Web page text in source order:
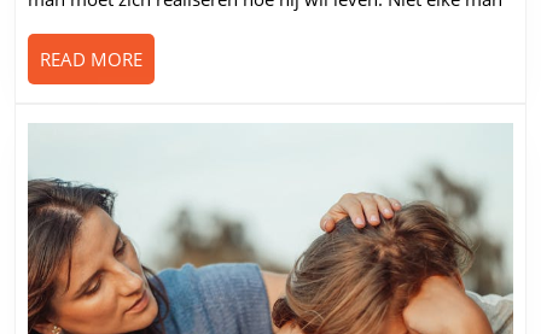
READ MOREREAD
MORE